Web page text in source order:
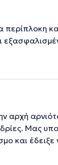
αρχή
Μας
και